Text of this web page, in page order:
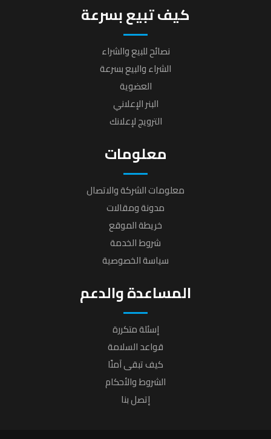
كيف تبيع بسرعة
نصائح للبيع والشراء
الشراء والبيع بسرعة
العضوية
البنر الإعلاني
الترويج لإعلانك
معلومات
معلومات الشركة والاتصال
مدونة ومقالات
خريطة الموقع
شروط الخدمة
سياسة الخصوصية
المساعدة والدعم
إسئلة متكررة
قواعد السلامة
كيف تبقى آمنًا
الشروط والأحكام
إتصل بنا